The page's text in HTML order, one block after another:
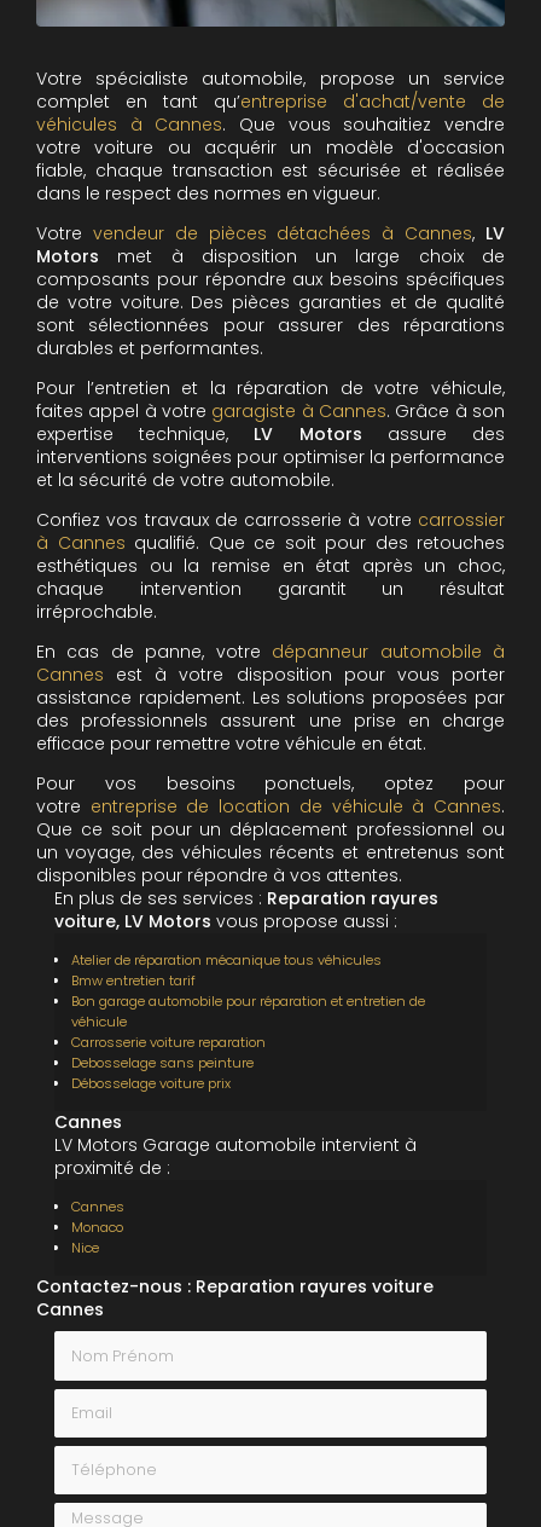
Votre spécialiste automobile, propose un service
complet en tant qu’entreprise d'achat/vente de
véhicules à Cannes. Que vous souhaitiez vendre
votre voiture ou acquérir un modèle d'occasion
fiable, chaque transaction est sécurisée et réalisée
dans le respect des normes en vigueur.
Votre vendeur de pièces détachées à Cannes, LV
Motors met à disposition un large choix de
composants pour répondre aux besoins spécifiques
de votre voiture. Des pièces garanties et de qualité
sont sélectionnées pour assurer des réparations
durables et performantes.
Pour l’entretien et la réparation de votre véhicule,
faites appel à votre garagiste à Cannes. Grâce à son
expertise technique, LV Motors assure des
interventions soignées pour optimiser la performance
et la sécurité de votre automobile.
Confiez vos travaux de carrosserie à votre carrossier
à Cannes qualifié. Que ce soit pour des retouches
esthétiques ou la remise en état après un choc,
chaque intervention garantit un résultat
irréprochable.
En cas de panne, votre dépanneur automobile à
Cannes est à votre disposition pour vous porter
assistance rapidement. Les solutions proposées par
des professionnels assurent une prise en charge
efficace pour remettre votre véhicule en état.
Pour vos besoins ponctuels, optez pour
votre entreprise de location de véhicule à Cannes.
Que ce soit pour un déplacement professionnel ou
un voyage, des véhicules récents et entretenus sont
disponibles pour répondre à vos attentes.
En plus de ses services : Reparation rayures
voiture, LV Motors vous propose aussi :
Atelier de réparation mécanique tous véhicules
Bmw entretien tarif
Bon garage automobile pour réparation et entretien de
véhicule
Carrosserie voiture reparation
Debosselage sans peinture
Débosselage voiture prix
Cannes
LV Motors Garage automobile intervient à
proximité de :
Cannes
Monaco
Nice
Contactez-nous : Reparation rayures voiture
Cannes
Nom Prénom
Email
Téléphone
Message